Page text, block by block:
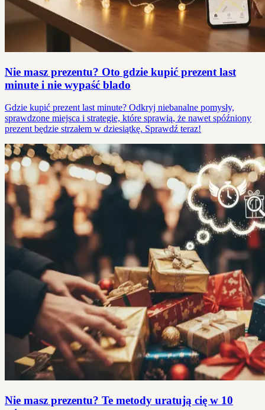
Nie masz prezentu? Oto gdzie kupić prezent last
minute i nie wypaść blado
Gdzie kupić prezent last minute? Odkryj niebanalne pomysły,
sprawdzone miejsca i strategie, które sprawią, że nawet spóźniony
prezent będzie strzałem w dziesiątkę. Sprawdź teraz!
Nie masz prezentu? Te metody uratują cię w 10